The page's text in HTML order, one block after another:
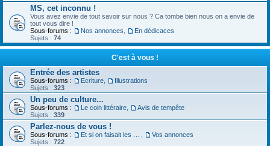
MS, cet inconnu !
Vous avez envie de tout savoir sur nous ? Ca tombe bien nous on a envie de
tout vous dire !
Sous-forums :
Nos annonces
En dédicaces
Sujets : 74
C'est à vous !
Entrée des artistes
Sous-forums : Ecriture
Illustrations
Sujets : 323
Un peu de culture...
Sous-forums : Le coin littéraire
Avis de tempête
Sujets : 339
Parlez-nous de vous !
Sous-forums :
Vos annonces
Sujets : 722